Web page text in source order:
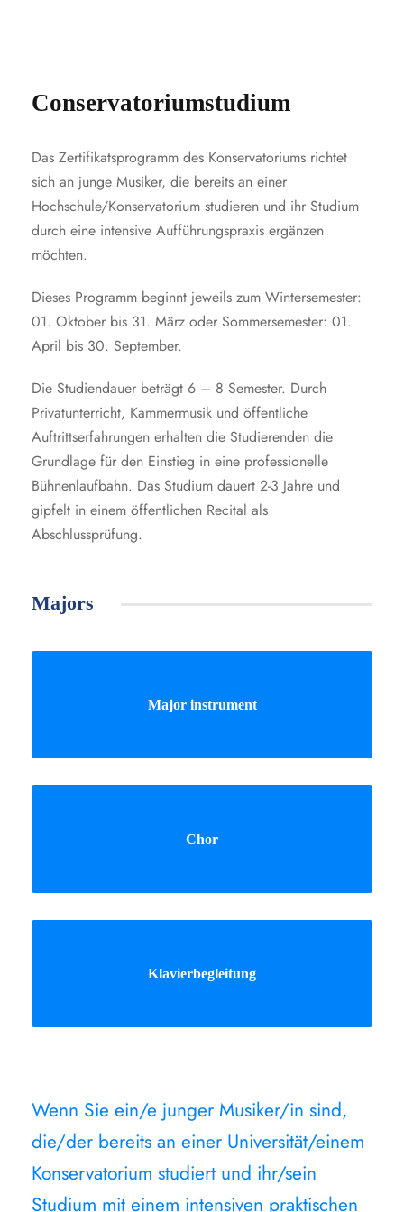
Conservatoriumstudium
Das Zertifikatsprogramm des Konservatoriums richtet
sich an junge Musiker, die bereits an einer
Hochschule/Konservatorium studieren und ihr Studium
durch eine intensive Aufführungspraxis ergänzen
möchten.
Dieses Programm beginnt jeweils zum Wintersemester:
01. Oktober bis 31. März oder Sommersemester: 01.
April bis 30. September.
Die Studiendauer beträgt 6 – 8 Semester. Durch
Privatunterricht, Kammermusik und öffentliche
Auftrittserfahrungen erhalten die Studierenden die
Grundlage für den Einstieg in eine professionelle
Bühnenlaufbahn. Das Studium dauert 2-3 Jahre und
gipfelt in einem öffentlichen Recital als
Abschlussprüfung.
Majors
Major instrument
Chor
Klavierbegleitung
Wenn Sie ein/e junger Musiker/in sind,
die/der bereits an einer Universität/einem
Konservatorium studiert und ihr/sein
Studium mit einem intensiven praktischen